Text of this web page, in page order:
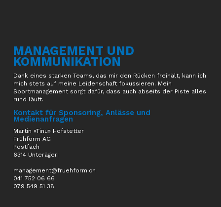
MANAGEMENT UND
KOMMUNIKATION
Dank eines starken Teams, das mir den Rücken freihält, kann ich
mich stets auf meine Leidenschaft fokussieren. Mein
Sportmanagement sorgt dafür, dass auch abseits der Piste alles
rund läuft.
Kontakt für Sponsoring, Anlässe und
Medienanfragen
Martin «Tinu» Hofstetter
Frühform AG
Postfach
6314 Unterägeri
management@fruehform.ch
041 752 06 66
079 549 51 38